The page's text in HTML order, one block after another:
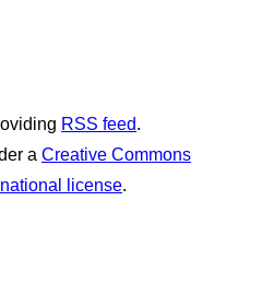
RSS feed.
a Creative Commons
license.